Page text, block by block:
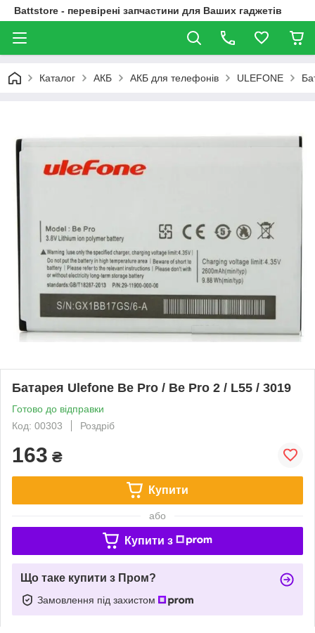
Battstore - перевірені запчастини для Ваших гаджетів
Каталог АКБ АКБ для телефонів ULEFONE
Батарея Ulefone Be Pro / Be Pro 2 / L55 / 3019
Готово до відправки
Код: 00303
Роздріб
163 ₴
Купити
або
Купити з
Що таке купити з Пром?
Замовлення під захистом